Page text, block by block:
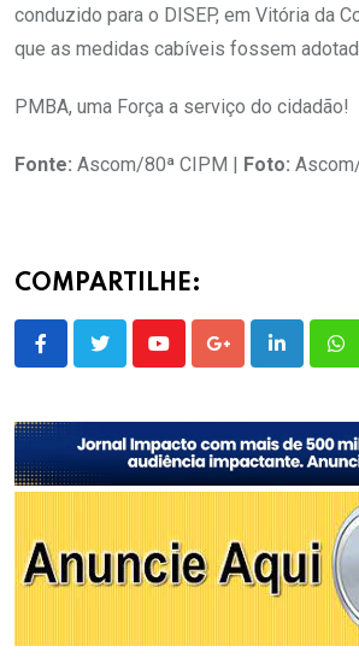
conduzido para o DISEP, em Vitória da
que as medidas cabíveis fossem
PMBA, uma Força a serviço do cidadão!
Fonte: Ascom/80ª CIPM | Foto:
COMPARTILHE:
YoutubeGoogle+LinkedIn